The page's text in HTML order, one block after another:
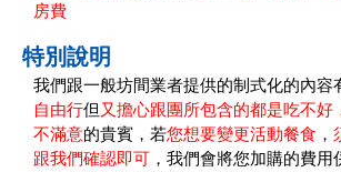
房費
特別說明
我們跟一般坊間業者提供的制式化的內容
自由行但 又擔心跟團所包含的都是吃不好
不滿意的貴賓，若您想要變更活動餐食 ，
跟我們確認即可 ，我們會將您加購的費